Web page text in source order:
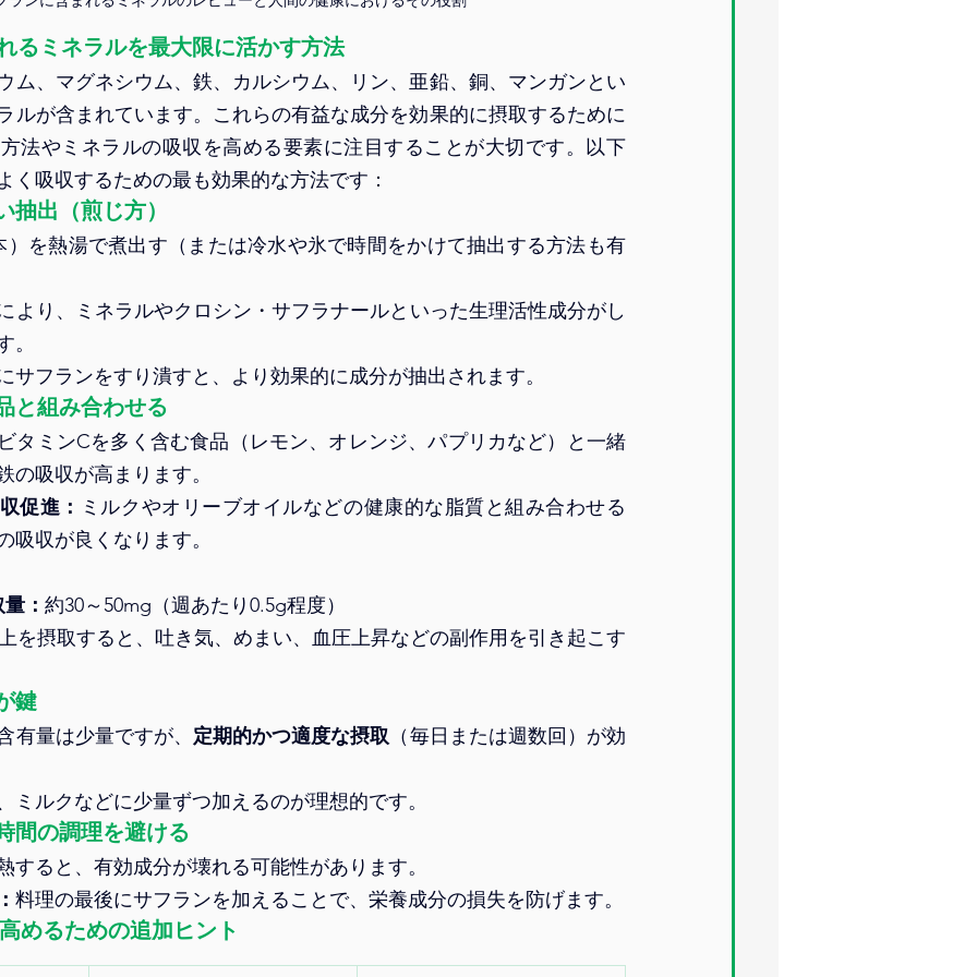
るミネラルを最大限に活かす方法
ム、マグネシウム、鉄、カルシウム、リン、亜鉛、銅、マンガンとい
ルが含まれています。これらの有益な成分を効果的に摂取するために
法やミネラルの吸収を高める要素に注目することが大切です。以下
く吸収するための最も効果的な方法です：
抽出（煎じ方）
）を熱湯で煮出す（または冷水や氷で時間をかけて抽出する方法も有
より、ミネラルやクロシン・サフラナールといった生理活性成分がし
。
サフランをすり潰すと、より効果的に成分が抽出されます。
と組み合わせる
タミンCを多く含む食品（レモン、オレンジ、パプリカなど）と一緒
の吸収が高まります。
促進： ミルクやオリーブオイルなどの健康的な脂質と組み合わせる
吸収が良くなります。
： 約30～50mg（週あたり0.5g程度）
を摂取すると、吐き気、めまい、血圧上昇などの副作用を引き起こす
鍵
有量は少量ですが、 定期的かつ適度な摂取 （毎日または週数回）が効
ミルクなどに少量ずつ加えるのが理想的です。
間の調理を避ける
すると、有効成分が壊れる可能性があります。
料理の最後にサフランを加えることで、栄養成分の損失を防げます。
めるための追加ヒント